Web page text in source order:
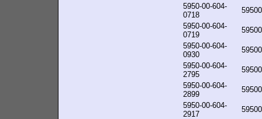
5950-00-604-
0718
5950-00-604-
0719
5950-00-604-
0930
5950-00-604-
2795
5950-00-604-
2899
5950-00-604-
2917